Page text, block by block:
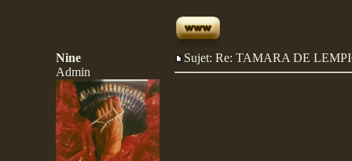
Nine
Admin
Sujet: Re: TAMARA DE